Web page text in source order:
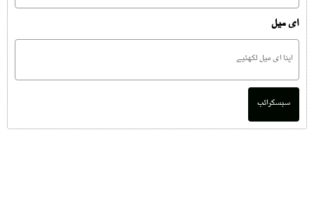
ای میل
سبسکرائب